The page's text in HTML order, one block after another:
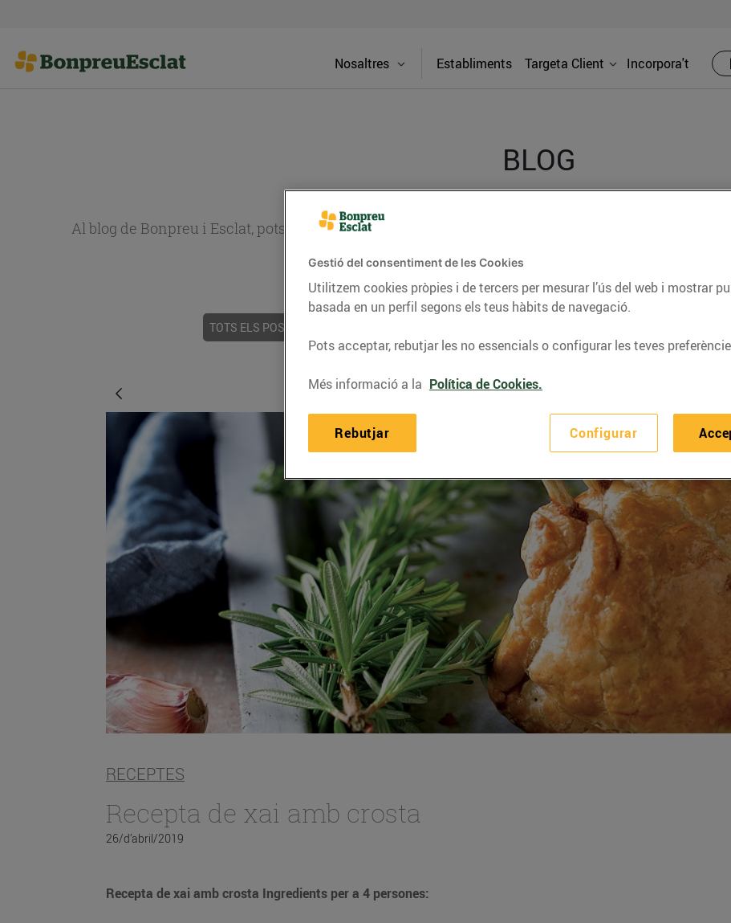
Nosaltres Establiments Targeta Client Incorpora't
BLOG
Al blog de Bonpreu i Esclat, pots trobar receptes, consells nutricionals, informació d’actualitat
del nostre territori i molts altres temes.
TOTS ELS POSTS
RECEPTES
Recepta de xai amb crosta
26/d’abril/2019
Recepta de xai amb crosta Ingredients per a 4 persones:
Gestió del consentiment de les Cookies
Utilitzem cookies pròpies i de tercers per mesurar l’ús del web i mostrar
basada en un perfil segons els teus hàbits de navegació.
Pots acceptar, rebutjar les no essencials o configurar les teves
Més informació a la Política de Cookies.
Configurar
Rebutjar